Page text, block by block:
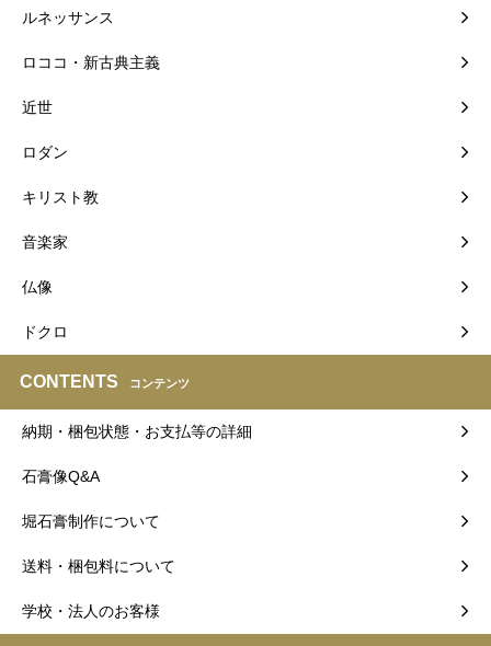
ルネッサンス
ロココ・新古典主義
近世
ロダン
キリスト教
音楽家
仏像
ドクロ
CONTENTS コンテンツ
納期・梱包状態・お支払等の詳細
石膏像Q&A
堀石膏制作について
送料・梱包料について
学校・法人のお客様